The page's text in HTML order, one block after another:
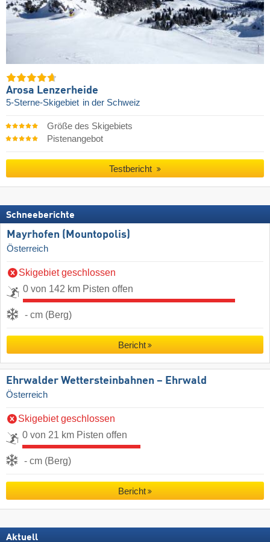
Arosa Lenzerheide
5-Sterne-Skigebiet in der Schweiz
Größe des Skigebiets
Pistenangebot
Testbericht
Schneeberichte
Mayrhofen (Mountopolis)
Österreich
Skigebiet geschlossen
0 von 142 km Pisten offen
- cm (Berg)
Bericht
Ehrwalder Wettersteinbahnen – Ehrwald
Österreich
Skigebiet geschlossen
0 von 21 km Pisten offen
- cm (Berg)
Bericht
Aktuell